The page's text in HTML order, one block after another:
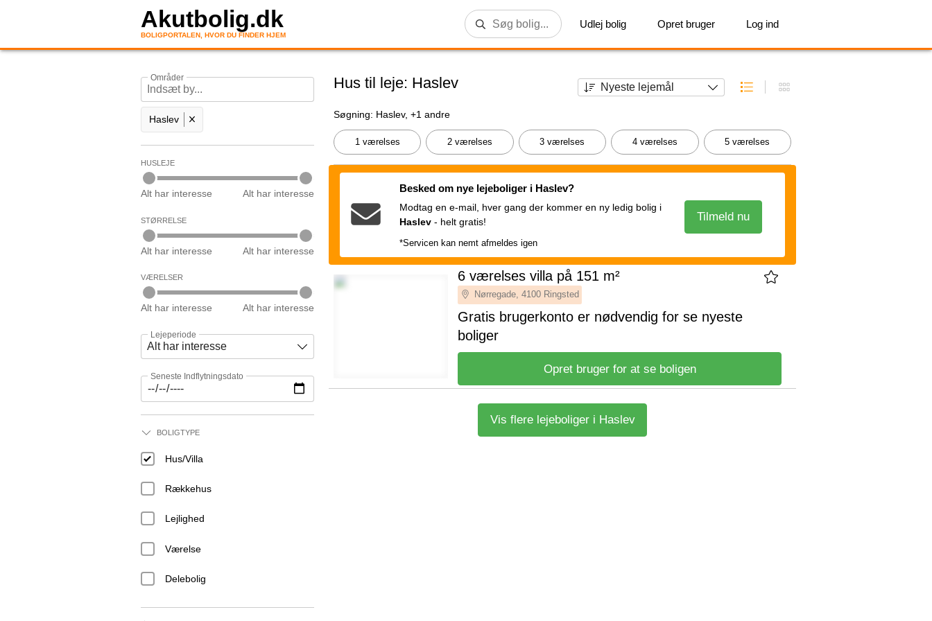
Akutbolig.dk
BOLIGPORTALEN, HVOR DU FINDER HJEM
Udlej bolig Opret bruger Log ind
Områder
Haslev
HUSLEJE
Alt har interesse Alt har interesse
STØRRELSE
Alt har interesse Alt har interesse
VÆRELSER
Alt har interesse Alt har interesse
Lejeperiode
Seneste Indflytningsdato
BOLIGTYPE
Hus/Villa
Rækkehus
Lejlighed
Værelse
Delebolig
Hus til leje: Haslev
Søgning: Haslev, +1 andre
1 værelses 2 værelses 3 værelses 4 værelses 5 værelses
Besked om nye lejeboliger i Haslev?
Modtag en e-mail, hver gang der kommer en ny ledig bolig i
Haslev - helt gratis!
*Servicen kan nemt afmeldes igen
Tilmeld nu
6 værelses villa på 151 m²
Nørregade, 4100 Ringsted
Gratis brugerkonto er nødvendig for se nyeste
boliger
Opret bruger for at se boligen
Vis flere lejeboliger i Haslev